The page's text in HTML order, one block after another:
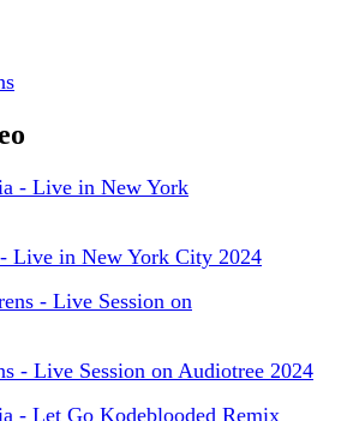
Live in New York City 2024
- Live Session on Audiotree 2024